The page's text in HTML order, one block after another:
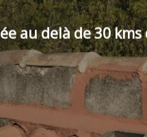
au delà de 30